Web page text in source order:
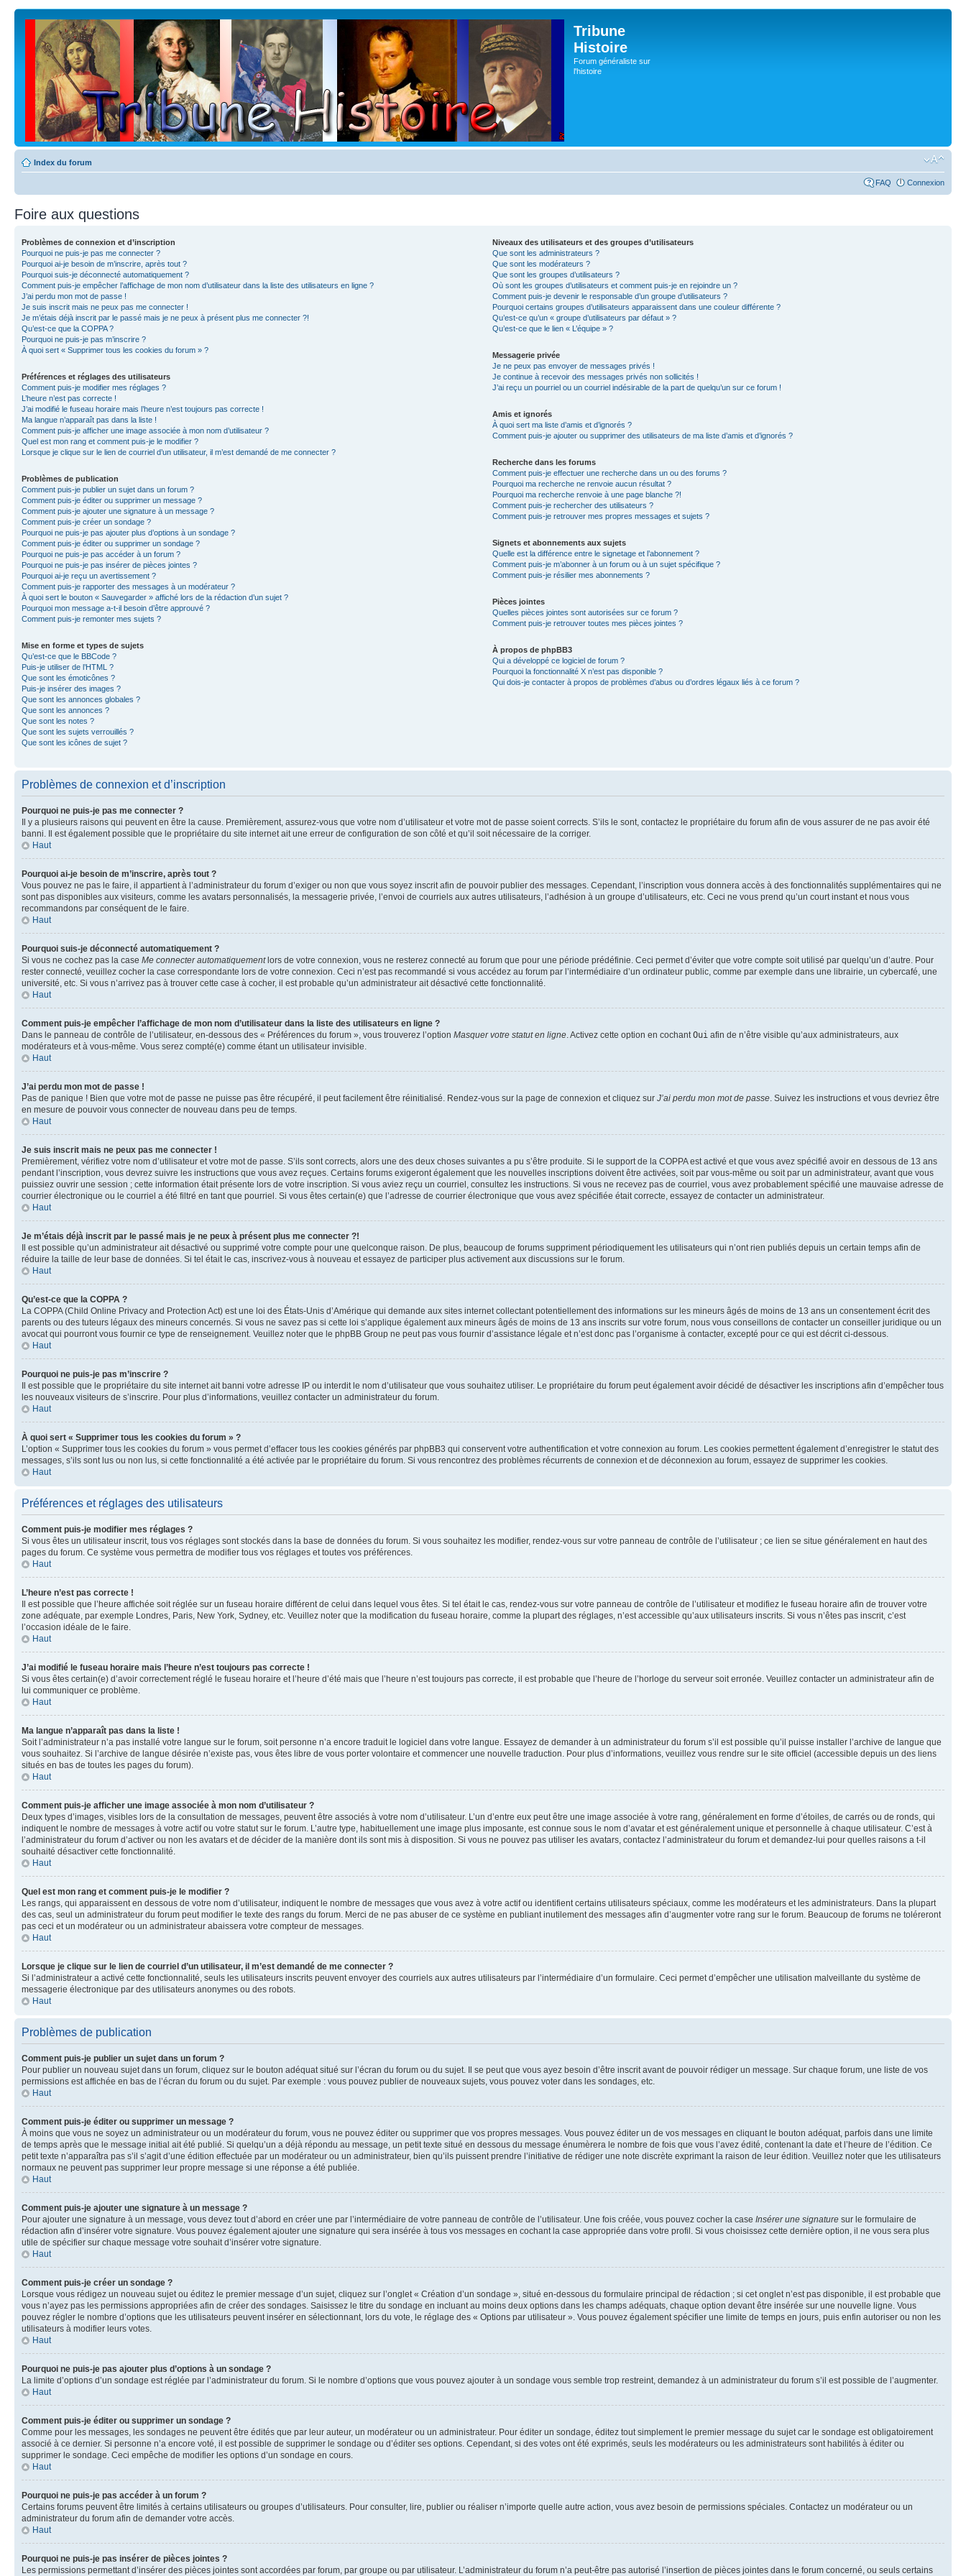
Tribune
Histoire
Forum généraliste sur
l'histoire
Index du forum
FAQ Connexion
Foire aux questions
Problèmes de connexion et d’inscription
Pourquoi ne puis-je pas me connecter ?
Pourquoi ai-je besoin de m’inscrire, après tout ?
Pourquoi suis-je déconnecté automatiquement ?
Comment puis-je empêcher l’affichage de mon nom d’utilisateur dans la liste des utilisateurs en ligne ?
J’ai perdu mon mot de passe !
Je suis inscrit mais ne peux pas me connecter !
Je m’étais déjà inscrit par le passé mais je ne peux à présent plus me connecter ?!
Qu’est-ce que la COPPA ?
Pourquoi ne puis-je pas m’inscrire ?
À quoi sert « Supprimer tous les cookies du forum » ?
Préférences et réglages des utilisateurs
Comment puis-je modifier mes réglages ?
L’heure n’est pas correcte !
J’ai modifié le fuseau horaire mais l’heure n’est toujours pas correcte !
Ma langue n’apparaît pas dans la liste !
Comment puis-je afficher une image associée à mon nom d’utilisateur ?
Quel est mon rang et comment puis-je le modifier ?
Lorsque je clique sur le lien de courriel d’un utilisateur, il m’est demandé de me connecter ?
Problèmes de publication
Comment puis-je publier un sujet dans un forum ?
Comment puis-je éditer ou supprimer un message ?
Comment puis-je ajouter une signature à un message ?
Comment puis-je créer un sondage ?
Pourquoi ne puis-je pas ajouter plus d’options à un sondage ?
Comment puis-je éditer ou supprimer un sondage ?
Pourquoi ne puis-je pas accéder à un forum ?
Pourquoi ne puis-je pas insérer de pièces jointes ?
Pourquoi ai-je reçu un avertissement ?
Comment puis-je rapporter des messages à un modérateur ?
À quoi sert le bouton « Sauvegarder » affiché lors de la rédaction d’un sujet ?
Pourquoi mon message a-t-il besoin d’être approuvé ?
Comment puis-je remonter mes sujets ?
Mise en forme et types de sujets
Qu’est-ce que le BBCode ?
Puis-je utiliser de l’HTML ?
Que sont les émoticônes ?
Puis-je insérer des images ?
Que sont les annonces globales ?
Que sont les annonces ?
Que sont les notes ?
Que sont les sujets verrouillés ?
Que sont les icônes de sujet ?
Niveaux des utilisateurs et des groupes d’utilisateurs
Que sont les administrateurs ?
Que sont les modérateurs ?
Que sont les groupes d’utilisateurs ?
Où sont les groupes d’utilisateurs et comment puis-je en rejoindre un ?
Comment puis-je devenir le responsable d’un groupe d’utilisateurs ?
Pourquoi certains groupes d’utilisateurs apparaissent dans une couleur différente ?
Qu’est-ce qu’un « groupe d’utilisateurs par défaut » ?
Qu’est-ce que le lien « L’équipe » ?
Messagerie privée
Je ne peux pas envoyer de messages privés !
Je continue à recevoir des messages privés non sollicités !
J’ai reçu un pourriel ou un courriel indésirable de la part de quelqu’un sur ce forum !
Amis et ignorés
À quoi sert ma liste d’amis et d’ignorés ?
Comment puis-je ajouter ou supprimer des utilisateurs de ma liste d’amis et d’ignorés ?
Recherche dans les forums
Comment puis-je effectuer une recherche dans un ou des forums ?
Pourquoi ma recherche ne renvoie aucun résultat ?
Pourquoi ma recherche renvoie à une page blanche ?!
Comment puis-je rechercher des utilisateurs ?
Comment puis-je retrouver mes propres messages et sujets ?
Signets et abonnements aux sujets
Quelle est la différence entre le signetage et l’abonnement ?
Comment puis-je m’abonner à un forum ou à un sujet spécifique ?
Comment puis-je résilier mes abonnements ?
Pièces jointes
Quelles pièces jointes sont autorisées sur ce forum ?
Comment puis-je retrouver toutes mes pièces jointes ?
À propos de phpBB3
Qui a développé ce logiciel de forum ?
Pourquoi la fonctionnalité X n’est pas disponible ?
Qui dois-je contacter à propos de problèmes d’abus ou d’ordres légaux liés à ce forum ?
Problèmes de connexion et d’inscription
Pourquoi ne puis-je pas me connecter ?
Il y a plusieurs raisons qui peuvent en être la cause. Premièrement, assurez-vous que votre nom d’utilisateur et votre mot de passe soient corrects. S’ils le sont, contactez le propriétaire du forum afin de vous assurer de ne pas avoir été
banni. Il est également possible que le propriétaire du site internet ait une erreur de configuration de son côté et qu’il soit nécessaire de la corriger.
Haut
Pourquoi ai-je besoin de m’inscrire, après tout ?
Vous pouvez ne pas le faire, il appartient à l’administrateur du forum d’exiger ou non que vous soyez inscrit afin de pouvoir publier des messages. Cependant, l’inscription vous donnera accès à des fonctionnalités supplémentaires qui ne
sont pas disponibles aux visiteurs, comme les avatars personnalisés, la messagerie privée, l’envoi de courriels aux autres utilisateurs, l’adhésion à un groupe d’utilisateurs, etc. Ceci ne vous prend qu’un court instant et nous vous
recommandons par conséquent de le faire.
Haut
Pourquoi suis-je déconnecté automatiquement ?
Si vous ne cochez pas la case Me connecter automatiquementlors de votre connexion, vous ne resterez connecté au forum que pour une période prédéfinie. Ceci permet d’éviter que votre compte soit utilisé par quelqu’un d’autre. Pour
rester connecté, veuillez cocher la case correspondante lors de votre connexion. Ceci n’est pas recommandé si vous accédez au forum par l’intermédiaire d’un ordinateur public, comme par exemple dans une librairie, un cybercafé, une
université, etc. Si vous n’arrivez pas à trouver cette case à cocher, il est probable qu’un administrateur ait désactivé cette fonctionnalité.
Haut
Comment puis-je empêcher l’affichage de mon nom d’utilisateur dans la liste des utilisateurs en ligne ?
Dans le panneau de contrôle de l’utilisateur, en-dessous des « Préférences du forum », vous trouverez l’option Masquer votre statut en ligne. Activez cette option en cochantOui afin de n’être visible qu’aux administrateurs, aux
modérateurs et à vous-même. Vous serez compté(e) comme étant un utilisateur invisible.
Haut
J’ai perdu mon mot de passe !
Pas de panique ! Bien que votre mot de passe ne puisse pas être récupéré, il peut facilement être réinitialisé. Rendez-vous sur la page de connexion et cliquez sur J’ai perdu mon mot de passe. Suivez les instructions et vous devriez être
en mesure de pouvoir vous connecter de nouveau dans peu de temps.
Haut
Je suis inscrit mais ne peux pas me connecter !
Premièrement, vérifiez votre nom d’utilisateur et votre mot de passe. S’ils sont corrects, alors une des deux choses suivantes a pu s’être produite. Si le support de la COPPA est activé et que vous avez spécifié avoir en dessous de 13 ans
pendant l’inscription, vous devrez suivre les instructions que vous avez reçues. Certains forums exigeront également que les nouvelles inscriptions doivent être activées, soit par vous-même ou soit par un administrateur, avant que vous
puissiez ouvrir une session ; cette information était présente lors de votre inscription. Si vous aviez reçu un courriel, consultez les instructions. Si vous ne recevez pas de courriel, vous avez probablement spécifié une mauvaise adresse de
courrier électronique ou le courriel a été filtré en tant que pourriel. Si vous êtes certain(e) que l’adresse de courrier électronique que vous avez spécifiée était correcte, essayez de contacter un administrateur.
Haut
Je m’étais déjà inscrit par le passé mais je ne peux à présent plus me connecter ?!
Il est possible qu’un administrateur ait désactivé ou supprimé votre compte pour une quelconque raison. De plus, beaucoup de forums suppriment périodiquement les utilisateurs qui n’ont rien publiés depuis un certain temps afin de
réduire la taille de leur base de données. Si tel était le cas, inscrivez-vous à nouveau et essayez de participer plus activement aux discussions sur le forum.
Haut
Qu’est-ce que la COPPA ?
La COPPA (Child Online Privacy and Protection Act) est une loi des États-Unis d’Amérique qui demande aux sites internet collectant potentiellement des informations sur les mineurs âgés de moins de 13 ans un consentement écrit des
parents ou des tuteurs légaux des mineurs concernés. Si vous ne savez pas si cette loi s’applique également aux mineurs âgés de moins de 13 ans inscrits sur votre forum, nous vous conseillons de contacter un conseiller juridique ou un
avocat qui pourront vous fournir ce type de renseignement. Veuillez noter que le phpBB Group ne peut pas vous fournir d’assistance légale et n’est donc pas l’organisme à contacter, excepté pour ce qui est décrit ci-dessous.
Haut
Pourquoi ne puis-je pas m’inscrire ?
Il est possible que le propriétaire du site internet ait banni votre adresse IP ou interdit le nom d’utilisateur que vous souhaitez utiliser. Le propriétaire du forum peut également avoir décidé de désactiver les inscriptions afin d’empêcher tous
les nouveaux visiteurs de s’inscrire. Pour plus d’informations, veuillez contacter un administrateur du forum.
Haut
À quoi sert « Supprimer tous les cookies du forum » ?
L’option « Supprimer tous les cookies du forum » vous permet d’effacer tous les cookies générés par phpBB3 qui conservent votre authentification et votre connexion au forum. Les cookies permettent également d’enregistrer le statut des
messages, s’ils sont lus ou non lus, si cette fonctionnalité a été activée par le propriétaire du forum. Si vous rencontrez des problèmes récurrents de connexion et de déconnexion au forum, essayez de supprimer les cookies.
Haut
Préférences et réglages des utilisateurs
Comment puis-je modifier mes réglages ?
Si vous êtes un utilisateur inscrit, tous vos réglages sont stockés dans la base de données du forum. Si vous souhaitez les modifier, rendez-vous sur votre panneau de contrôle de l’utilisateur ; ce lien se situe généralement en haut des
pages du forum. Ce système vous permettra de modifier tous vos réglages et toutes vos préférences.
Haut
L’heure n’est pas correcte !
Il est possible que l’heure affichée soit réglée sur un fuseau horaire différent de celui dans lequel vous êtes. Si tel était le cas, rendez-vous sur votre panneau de contrôle de l’utilisateur et modifiez le fuseau horaire afin de trouver votre
zone adéquate, par exemple Londres, Paris, New York, Sydney, etc. Veuillez noter que la modification du fuseau horaire, comme la plupart des réglages, n’est accessible qu’aux utilisateurs inscrits. Si vous n’êtes pas inscrit, c’est
l’occasion idéale de le faire.
Haut
J’ai modifié le fuseau horaire mais l’heure n’est toujours pas correcte !
Si vous êtes certain(e) d’avoir correctement réglé le fuseau horaire et l’heure d’été mais que l’heure n’est toujours pas correcte, il est probable que l’heure de l’horloge du serveur soit erronée. Veuillez contacter un administrateur afin de
lui communiquer ce problème.
Haut
Ma langue n’apparaît pas dans la liste !
Soit l’administrateur n’a pas installé votre langue sur le forum, soit personne n’a encore traduit le logiciel dans votre langue. Essayez de demander à un administrateur du forum s’il est possible qu’il puisse installer l’archive de langue que
vous souhaitez. Si l’archive de langue désirée n’existe pas, vous êtes libre de vous porter volontaire et commencer une nouvelle traduction. Pour plus d’informations, veuillez vous rendre sur le site officiel (accessible depuis un des liens
situés en bas de toutes les pages du forum).
Haut
Comment puis-je afficher une image associée à mon nom d’utilisateur ?
Deux types d’images, visibles lors de la consultation de messages, peuvent être associés à votre nom d’utilisateur. L’un d’entre eux peut être une image associée à votre rang, généralement en forme d’étoiles, de carrés ou de ronds, qui
indiquent le nombre de messages à votre actif ou votre statut sur le forum. L’autre type, habituellement une image plus imposante, est connue sous le nom d’avatar et est généralement unique et personnelle à chaque utilisateur. C’est à
l’administrateur du forum d’activer ou non les avatars et de décider de la manière dont ils sont mis à disposition. Si vous ne pouvez pas utiliser les avatars, contactez l’administrateur du forum et demandez-lui pour quelles raisons a t-il
souhaité désactiver cette fonctionnalité.
Haut
Quel est mon rang et comment puis-je le modifier ?
Les rangs, qui apparaissent en dessous de votre nom d’utilisateur, indiquent le nombre de messages que vous avez à votre actif ou identifient certains utilisateurs spéciaux, comme les modérateurs et les administrateurs. Dans la plupart
des cas, seul un administrateur du forum peut modifier le texte des rangs du forum. Merci de ne pas abuser de ce système en publiant inutilement des messages afin d’augmenter votre rang sur le forum. Beaucoup de forums ne toléreront
pas ceci et un modérateur ou un administrateur abaissera votre compteur de messages.
Haut
Lorsque je clique sur le lien de courriel d’un utilisateur, il m’est demandé de me connecter ?
Si l’administrateur a activé cette fonctionnalité, seuls les utilisateurs inscrits peuvent envoyer des courriels aux autres utilisateurs par l’intermédiaire d’un formulaire. Ceci permet d’empêcher une utilisation malveillante du système de
messagerie électronique par des utilisateurs anonymes ou des robots.
Haut
Problèmes de publication
Comment puis-je publier un sujet dans un forum ?
Pour publier un nouveau sujet dans un forum, cliquez sur le bouton adéquat situé sur l’écran du forum ou du sujet. Il se peut que vous ayez besoin d’être inscrit avant de pouvoir rédiger un message. Sur chaque forum, une liste de vos
permissions est affichée en bas de l’écran du forum ou du sujet. Par exemple : vous pouvez publier de nouveaux sujets, vous pouvez voter dans les sondages, etc.
Haut
Comment puis-je éditer ou supprimer un message ?
À moins que vous ne soyez un administrateur ou un modérateur du forum, vous ne pouvez éditer ou supprimer que vos propres messages. Vous pouvez éditer un de vos messages en cliquant le bouton adéquat, parfois dans une limite
de temps après que le message initial ait été publié. Si quelqu’un a déjà répondu au message, un petit texte situé en dessous du message énumèrera le nombre de fois que vous l’avez édité, contenant la date et l’heure de l’édition. Ce
petit texte n’apparaîtra pas s’il s’agit d’une édition effectuée par un modérateur ou un administrateur, bien qu’ils puissent prendre l’initiative de rédiger une note discrète exprimant la raison de leur édition. Veuillez noter que les utilisateurs
normaux ne peuvent pas supprimer leur propre message si une réponse a été publiée.
Haut
Comment puis-je ajouter une signature à un message ?
Pour ajouter une signature à un message, vous devez tout d’abord en créer une par l’intermédiaire de votre panneau de contrôle de l’utilisateur. Une fois créée, vous pouvez cocher la case Insérer une signature sur le formulaire de
rédaction afin d’insérer votre signature. Vous pouvez également ajouter une signature qui sera insérée à tous vos messages en cochant la case appropriée dans votre profil. Si vous choisissez cette dernière option, il ne vous sera plus
utile de spécifier sur chaque message votre souhait d’insérer votre signature.
Haut
Comment puis-je créer un sondage ?
Lorsque vous rédigez un nouveau sujet ou éditez le premier message d’un sujet, cliquez sur l’onglet « Création d’un sondage », situé en-dessous du formulaire principal de rédaction ; si cet onglet n’est pas disponible, il est probable que
vous n’ayez pas les permissions appropriées afin de créer des sondages. Saisissez le titre du sondage en incluant au moins deux options dans les champs adéquats, chaque option devant être insérée sur une nouvelle ligne. Vous
pouvez régler le nombre d’options que les utilisateurs peuvent insérer en sélectionnant, lors du vote, le réglage des « Options par utilisateur ». Vous pouvez également spécifier une limite de temps en jours, puis enfin autoriser ou non les
utilisateurs à modifier leurs votes.
Haut
Pourquoi ne puis-je pas ajouter plus d’options à un sondage ?
La limite d’options d’un sondage est réglée par l’administrateur du forum. Si le nombre d’options que vous pouvez ajouter à un sondage vous semble trop restreint, demandez à un administrateur du forum s’il est possible de l’augmenter.
Haut
Comment puis-je éditer ou supprimer un sondage ?
Comme pour les messages, les sondages ne peuvent être édités que par leur auteur, un modérateur ou un administrateur. Pour éditer un sondage, éditez tout simplement le premier message du sujet car le sondage est obligatoirement
associé à ce dernier. Si personne n’a encore voté, il est possible de supprimer le sondage ou d’éditer ses options. Cependant, si des votes ont été exprimés, seuls les modérateurs ou les administrateurs sont habilités à éditer ou
supprimer le sondage. Ceci empêche de modifier les options d’un sondage en cours.
Haut
Pourquoi ne puis-je pas accéder à un forum ?
Certains forums peuvent être limités à certains utilisateurs ou groupes d’utilisateurs. Pour consulter, lire, publier ou réaliser n’importe quelle autre action, vous avez besoin de permissions spéciales. Contactez un modérateur ou un
administrateur du forum afin de demander votre accès.
Haut
Pourquoi ne puis-je pas insérer de pièces jointes ?
Les permissions permettant d’insérer des pièces jointes sont accordées par forum, par groupe ou par utilisateur. L’administrateur du forum n’a peut-être pas autorisé l’insertion de pièces jointes dans le forum concerné, ou seuls certains